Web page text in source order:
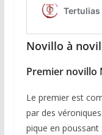
Novillo à
Premier novillo
Le premier est
par des
pique en